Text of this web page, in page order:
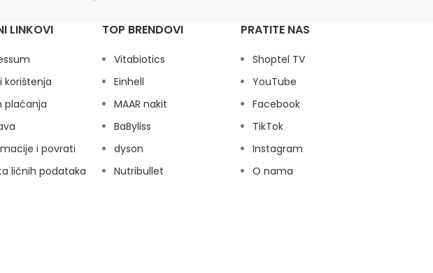
LINKOVI
korištenja
plaćanja
i povrati
ličnih podataka
TOP BRENDOVI
Vitabiotics
Einhell
MAAR nakit
BaByliss
dyson
Nutribullet
PRATITE NAS
Shoptel TV
YouTube
Facebook
TikTok
Instagram
O nama